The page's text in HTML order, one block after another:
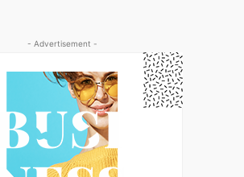
- Advertisement -